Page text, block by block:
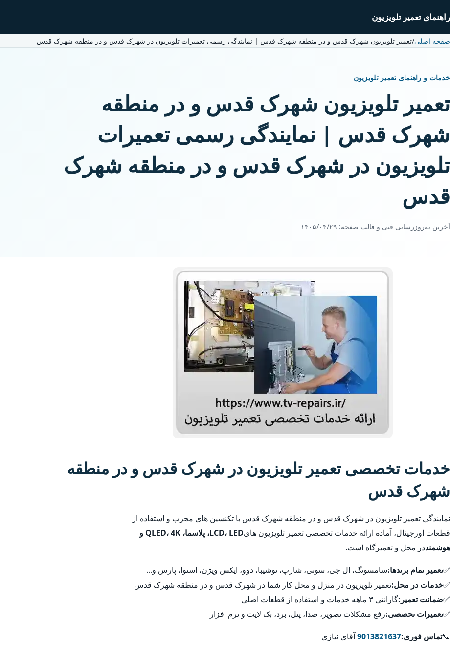
راهنمای تعمیر تلویزیون
صفحه اصلی/تعمیر تلویزیون شهرک قدس و در منطقه شهرک قدس | نمایندگی رسمی تعمیرات تلویزیون در شهرک قدس و در منطقه شهرک قدس
خدمات و راهنمای تعمیر تلویزیون
تعمیر تلویزیون شهرک قدس و در منطقه
شهرک قدس | نمایندگی رسمی تعمیرات
تلویزیون در شهرک قدس و در منطقه شهرک
قدس
آخرین به‌روزرسانی فنی و قالب صفحه: ۱۴۰۵/۰۴/۲۹
خدمات تخصصی تعمیر تلویزیون در شهرک قدس و در منطقه
شهرک قدس
نمایندگی تعمیر تلویزیون در شهرک قدس و در منطقه شهرک قدس با تکنسین های مجرب و استفاده از
قطعات اورجینال، آماده ارائه خدمات تخصصی تعمیر تلویزیون های
LCD، LED، پلاسما، QLED، 4K و
هوشمنددر محل و تعمیرگاه است.
✅تعمیر تمام برندها:سامسونگ، ال جی، سونی، شارپ، توشیبا، دوو، ایکس ویژن، اسنوا، پارس و...
✅خدمات در محل:تعمیر تلویزیون در منزل و محل کار شما در شهرک قدس و در منطقه شهرک قدس
✅ضمانت تعمیر:گارانتی ۳ ماهه خدمات و استفاده از قطعات اصلی
✅تعمیرات تخصصی:رفع مشکلات تصویر، صدا، پنل، برد، بک لایت و نرم افزار
📞تماس فوری:9013821637آقای نیازی